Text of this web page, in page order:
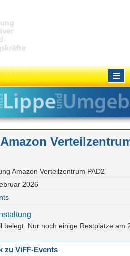
≡
Amazon Verteilzentrum PAD2
2026
belegt. Nur noch einige Restplätze am
zu ViFF-Events